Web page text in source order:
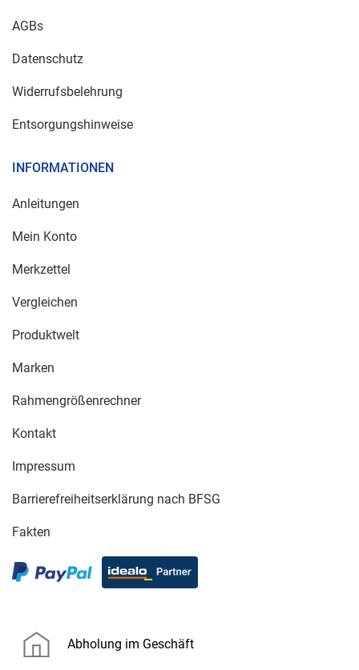
AGBs
Datenschutz
Widerrufsbelehrung
Entsorgungshinweise
INFORMATIONEN
Anleitungen
Mein Konto
Merkzettel
Vergleichen
Produktwelt
Marken
Rahmengrößenrechner
Kontakt
Impressum
Barrierefreiheitserklärung nach BFSG
Fakten
Abholung im Geschäft